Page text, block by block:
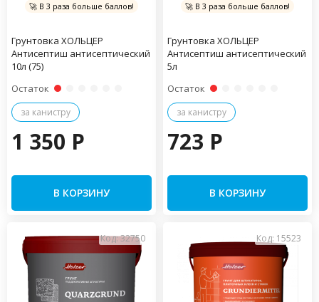
🚀 В 3 раза больше баллов!
Грунтовка ХОЛЬЦЕР
Антисептиш антисептический
10л (75)
Остаток
за канистру
1 350 P
В КОРЗИНУ
🚀 В 3 раза больше баллов!
Грунтовка ХОЛЬЦЕР
Антисептиш антисептический
5л
Остаток
за канистру
723 P
В КОРЗИНУ
Код: 32750 Код: 15523